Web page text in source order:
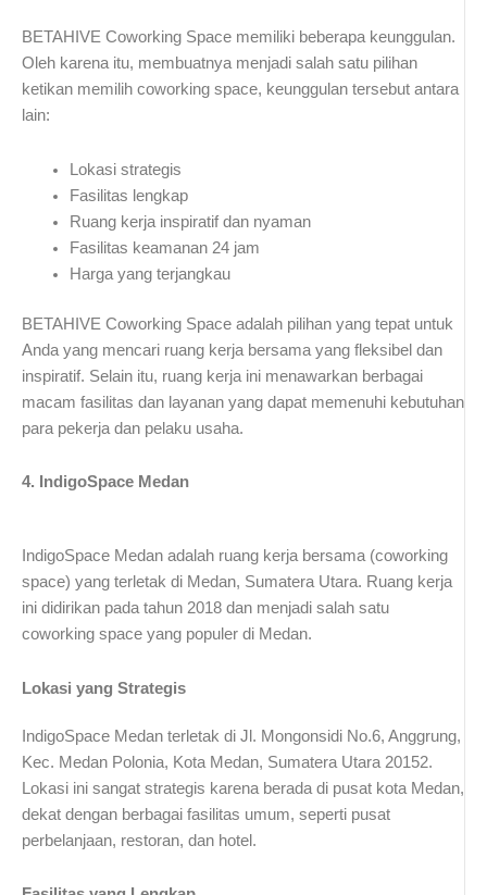
BETAHIVE Coworking Space memiliki beberapa keunggulan.
Oleh karena itu, membuatnya menjadi salah satu pilihan
ketikan memilih coworking space, keunggulan tersebut antara
lain:
Lokasi strategis
Fasilitas lengkap
Ruang kerja inspiratif dan nyaman
Fasilitas keamanan 24 jam
Harga yang terjangkau
BETAHIVE Coworking Space adalah pilihan yang tepat untuk
Anda yang mencari ruang kerja bersama yang fleksibel dan
inspiratif. Selain itu, ruang kerja ini menawarkan berbagai
macam fasilitas dan layanan yang dapat memenuhi kebutuhan
para pekerja dan pelaku usaha.
4. IndigoSpace Medan
IndigoSpace Medan adalah ruang kerja bersama (coworking
space) yang terletak di Medan, Sumatera Utara. Ruang kerja
ini didirikan pada tahun 2018 dan menjadi salah satu
coworking space yang populer di Medan.
Lokasi yang Strategis
IndigoSpace Medan terletak di Jl. Mongonsidi No.6, Anggrung,
Kec. Medan Polonia, Kota Medan, Sumatera Utara 20152.
Lokasi ini sangat strategis karena berada di pusat kota Medan,
dekat dengan berbagai fasilitas umum, seperti pusat
perbelanjaan, restoran, dan hotel.